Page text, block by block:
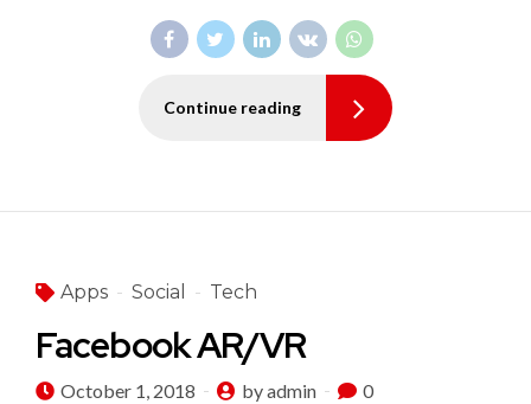
Continue reading
Apps Social Tech
Facebook AR/VR
October 1, 2018 by admin 0